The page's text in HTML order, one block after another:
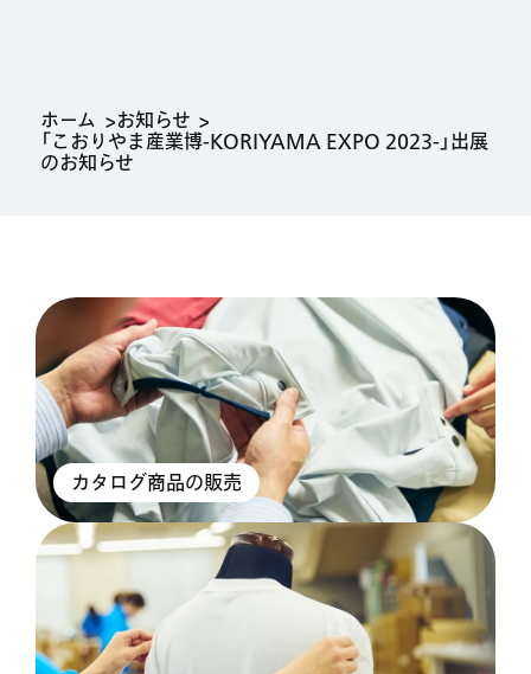
ホーム
お知らせ
「こおりやま産業博-KORIYAMA EXPO 2023-」出展
のお知らせ
カタログ商品の販売